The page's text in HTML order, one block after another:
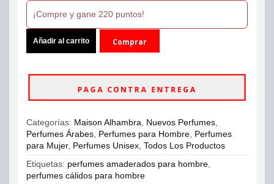
¡Compre y gane 220 puntos!
Alhambra
100ml
cantidad
Añadir al carrito Comprar
PAGA CONTRA ENTREGA
Categorías: Maison Alhambra, Nuevos Perfumes,
Perfumes Árabes, Perfumes para Hombre, Perfumes
para Mujer, Perfumes Unisex, Todos Los Productos
Etiquetas: perfumes amaderados para hombre,
perfumes cálidos para hombre